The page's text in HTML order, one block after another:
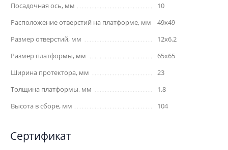
Посадочная ось, мм
10
Расположение отверстий на платформе, мм
49х49
Размер отверстий, мм
12х6.2
Размер платформы, мм
65х65
Ширина протектора, мм
23
Толщина платформы, мм
1.8
Высота в сборе, мм
104
Сертификат